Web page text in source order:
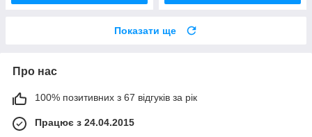
Показати ще
Про нас
100% позитивних з 67 відгуків за рік
Працює з 24.04.2015